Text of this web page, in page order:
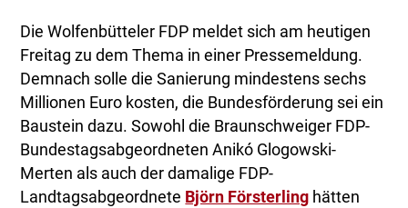
Die Wolfenbütteler FDP meldet sich am heutigen
Freitag zu dem Thema in einer Pressemeldung.
Demnach solle die Sanierung mindestens sechs
Millionen Euro kosten, die Bundesförderung sei ein
Baustein dazu. Sowohl die Braunschweiger FDP-
Bundestagsabgeordneten Anikó Glogowski-
Merten als auch der damalige FDP-
Landtagsabgeordnete Björn Försterling hätten